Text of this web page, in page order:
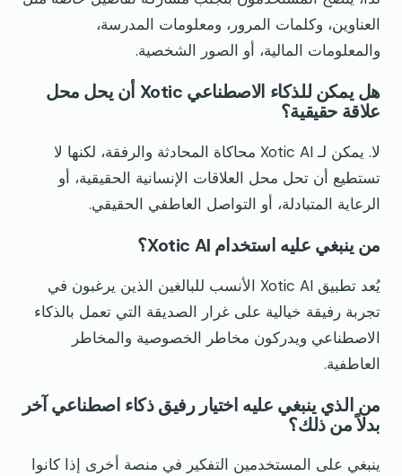
العناوين، وكلمات المرور، ومعلومات المدرسة،
والمعلومات المالية، أو الصور الشخصية.
هل يمكن للذكاء الاصطناعي Xotic أن يحل محل
علاقة حقيقية؟
لا. يمكن لـ Xotic AI محاكاة المحادثة والرفقة، لكنها لا
تستطيع أن تحل محل العلاقات الإنسانية الحقيقية، أو
الرعاية المتبادلة، أو التواصل العاطفي الحقيقي.
من ينبغي عليه استخدام Xotic AI؟
يُعد تطبيق Xotic AI الأنسب للبالغين الذين يرغبون في
تجربة رفيقة خيالية على غرار الصديقة التي تعمل بالذكاء
الاصطناعي ويدركون مخاطر الخصوصية والمخاطر
العاطفية.
من الذي ينبغي عليه اختيار رفيق ذكاء اصطناعي آخر
بدلاً من ذلك؟
ينبغي على المستخدمين التفكير في منصة أخرى إذا كانوا